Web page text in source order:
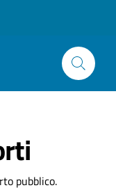
pubblico.